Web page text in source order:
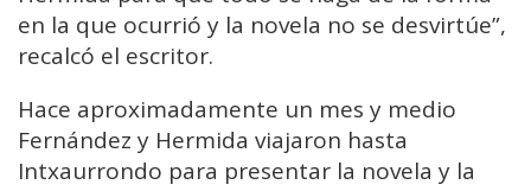
en la que ocurrió y la novela no se desvirtúe”,
recalcó el escritor.
Hace aproximadamente un mes y medio
Fernández y Hermida viajaron hasta
Intxaurrondo para presentar la novela y la